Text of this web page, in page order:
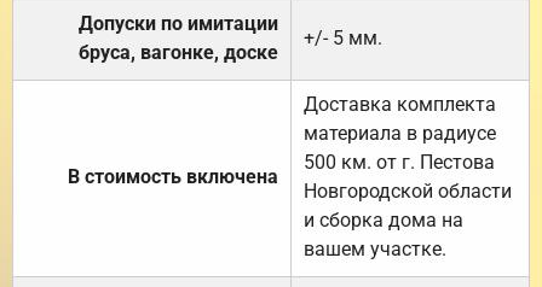
Допуски по имитации
бруса, вагонке, доске
+/- 5 мм.
В стоимость включена
Доставка комплекта
материала в радиусе
500 км. от г. Пестова
Новгородской области
и сборка дома на
вашем участке.